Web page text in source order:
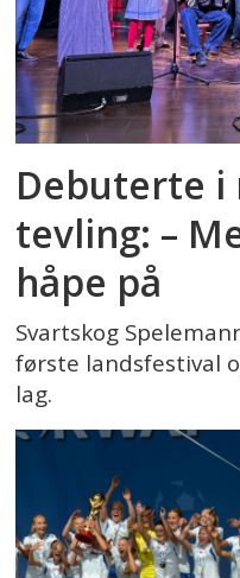
Debuterte i
tevling: –
håpe på
Svartskog
første landsfestival
lag.